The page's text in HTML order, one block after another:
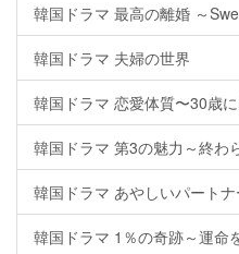
韓国ドラマ 最高の離婚 ～
韓国ドラマ 夫婦の世界
韓国ドラマ 恋愛体質〜30歳
韓国ドラマ 第3の魅力～終わ
韓国ドラマ あやしいパート
韓国ドラマ 1％の奇跡～運命